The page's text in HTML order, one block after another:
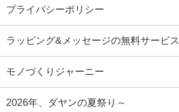
プライバシーポリシー
ラッピング&メッセージの無料サービス
モノづくりジャーニー
2026年、ダヤンの夏祭り～